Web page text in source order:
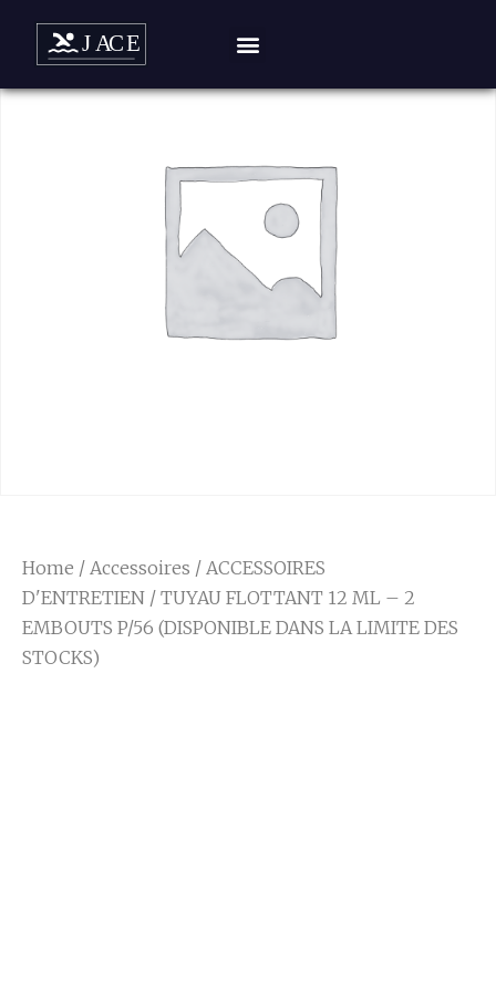
Home / Accessoires / ACCESSOIRES
D'ENTRETIEN / TUYAU FLOTTANT 12 ML – 2
EMBOUTS P/56 (DISPONIBLE DANS LA LIMITE DES
STOCKS)